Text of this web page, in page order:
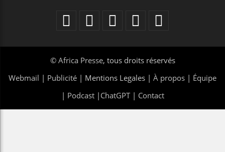
© Africa Presse, tous droits réservés
Webmail | Publicité | Mentions Legales | À propos | Équipe
| Podcast| ChatGPT| Contact